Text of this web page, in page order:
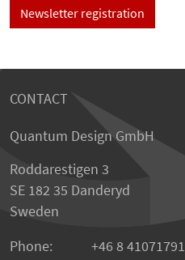
Newsletter registration
CONTACT
Quantum Design GmbH
Roddarestigen 3
SE 182 35 Danderyd
Sweden
Phone:
+46 8 41071791